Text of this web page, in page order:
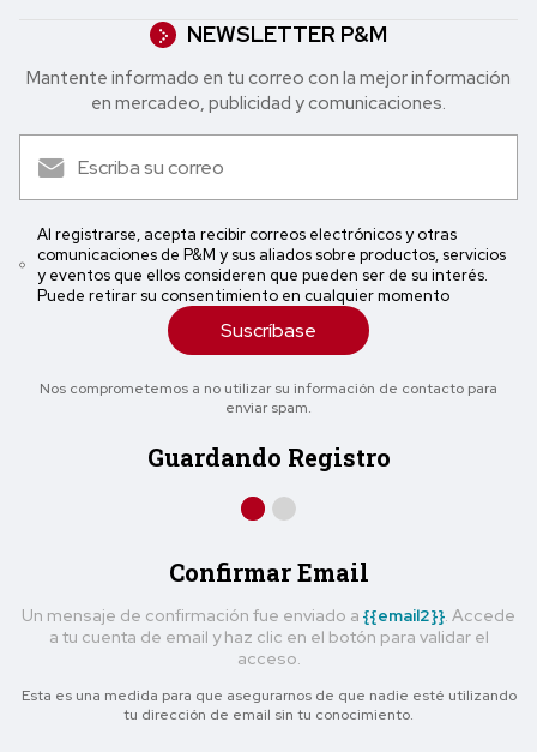
NEWSLETTER P&M
Mantente informado en tu correo con la mejor in formación
en mercadeo, publicidad y comunicaciones.
Al registrarse, acepta recibir correos electrónicos y otras
comunicaciones de P&M y sus aliados sobre productos, servicios
y eventos que ellos consideren que pueden ser de su interés.
Puede retirar su consentimiento en cualquier momento
Suscríbase
Nos comprometemos a no utilizar su información de contacto para
enviar spam.
Guardando Registro
Confirmar Email
Un mensaje de confirmación fue enviado a {{email2}}. Accede
a tu cuenta de email y haz clic en el botón para validar el
acceso.
Esta es una medida para que asegurarnos de que nadie esté utilizando
tu dirección de email sin tu conocimiento.